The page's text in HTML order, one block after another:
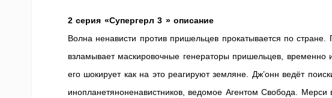
2 серия «Супергерл 3 » описание
Волна ненависти против пришельцев прокатывается по
взламывает маскировочные генераторы пришельцев, временно
его шокирует как на это реагируют земляне. Дж’онн ведёт
инопланетяноненавистников, ведомое Агентом Свобода.